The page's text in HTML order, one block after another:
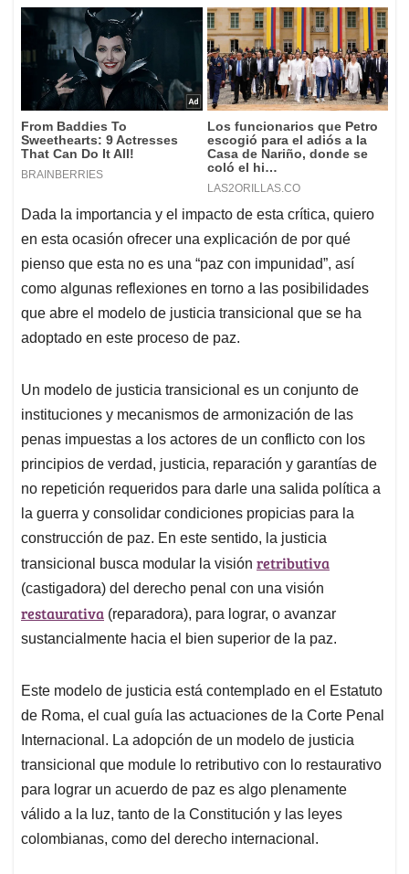
Dada la importancia y el impacto de esta crítica, quiero
en esta ocasión ofrecer una explicación de por qué
pienso que esta no es una “paz con impunidad”, así
como algunas reflexiones en torno a las posibilidades
que abre el modelo de justicia transicional que se ha
adoptado en este proceso de paz.
Un modelo de justicia transicional es un conjunto de
instituciones y mecanismos de armonización de las
penas impuestas a los actores de un conflicto con los
principios de verdad, justicia, reparación y garantías de
no repetición requeridos para darle una salida política a
la guerra y consolidar condiciones propicias para la
construcción de paz. En este sentido, la justicia
transicional busca modular la visión retributiva
(castigadora) del derecho penal con una visión
restaurativa (reparadora), para lograr, o avanzar
sustancialmente hacia el bien superior de la paz.
Este modelo de justicia está contemplado en el Estatuto
de Roma, el cual guía las actuaciones de la Corte Penal
Internacional. La adopción de un modelo de justicia
transicional que module lo retributivo con lo restaurativo
para lograr un acuerdo de paz es algo plenamente
válido a la luz, tanto de la Constitución y las leyes
colombianas, como del derecho internacional.